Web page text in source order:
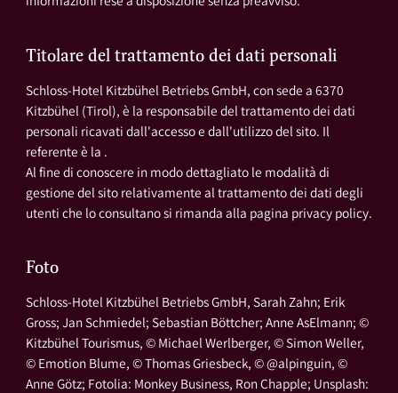
Titolare del trattamento dei dati personali
Schloss-Hotel Kitzbühel Betriebs GmbH, con sede a 6370
Kitzbühel (Tirol), è la responsabile del trattamento dei dati
personali ricavati dall'accesso e dall'utilizzo del sito. Il
referente è la .
Al fine di conoscere in modo dettagliato le modalità di
gestione del sito relativamente al trattamento dei dati degli
utenti che lo consultano si rimanda alla pagina privacy policy.
Foto
Schloss-Hotel Kitzbühel Betriebs GmbH, Sarah Zahn; Erik
Gross; Jan Schmiedel; Sebastian Böttcher; Anne AsElmann; ©
Kitzbühel Tourismus, © Michael Werlberger, © Simon Weller,
© Emotion Blume, © Thomas Griesbeck, © @alpinguin, ©
Anne Götz; Fotolia: Monkey Business, Ron Chapple; Unsplash: